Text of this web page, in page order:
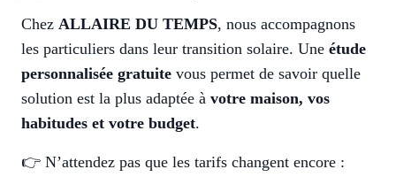
Chez ALLAIRE DU TEMPS, nous accompagnons
les particuliers dans leur transition solaire. Une étude
personnalisée gratuite vous permet de savoir quelle
solution est la plus adaptée à votre maison, vos
habitudes et votre budget.
👉 N’attendez pas que les tarifs changent encore :